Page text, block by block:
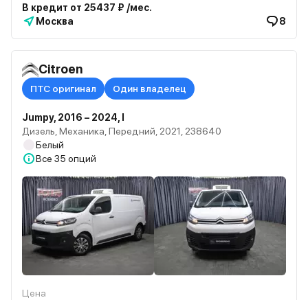
В кредит от 25437 ₽ /мес.
Москва
8
Citroen
ПТС оригинал Один владелец
Jumpy, 2016 – 2024, I
Дизель, Механика, Передний, 2021, 238640
Белый
Все 35 опций
Цена